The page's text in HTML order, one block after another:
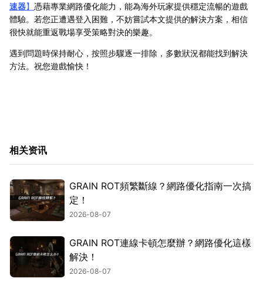
速器】 憑藉專業網路優化能力，能為海外玩家提供穩定流暢的遊戲
體驗。若您正遭遇登入困難，不妨嘗試本文提供的解決方案，相信
很快就能重返戰場享受策略對決的樂趣。
遇到問題時保持耐心，按照步驟逐一排除，多數狀況都能找到解決
方法。祝您遊戲愉快！
相关资讯
GRAIN ROT頻繁斷線？網路優化指南一次搞
定！
2026-08-07
GRAIN ROT連線卡頓怎麼辦？網路優化這樣
解決！
2026-08-07